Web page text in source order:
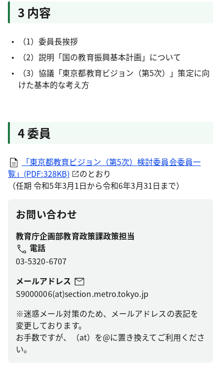
3 内容
（1）委員長挨拶
（2）説明「国の教育振興基本計画」について
（3）協議「東京都教育ビジョン（第5次）」策定に向
けた基本的な考え方
4 委員
「東京都教育ビジョン（第5次）検討委員会委員一
覧」(PDF:328KB)
のとおり
（任期 令和5年3月1日から令和6年3月31日まで）
お問い合わせ
教育庁企画部教育政策課政策担当
電話
03-5320-6707
メールアドレス
S9000006(at)section.metro.tokyo.jp
※迷惑メール対策のため、メールアドレスの表記を
変更しております。
お手数ですが、（at）を@に置き換えてご利用くださ
い。